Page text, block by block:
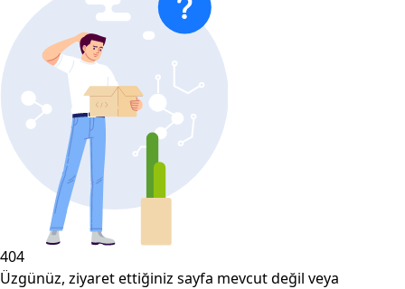
404
Üzgünüz, ziyaret ettiğiniz sayfa mevcut değil veya